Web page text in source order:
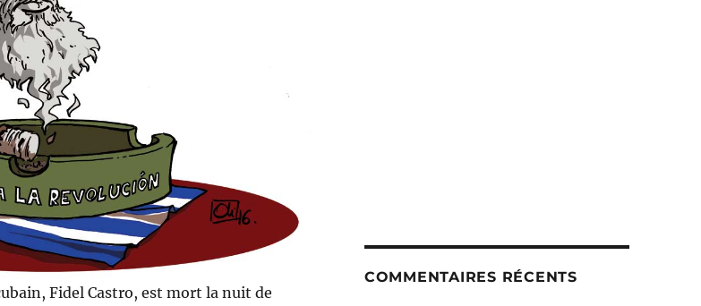
Fidel Castro, est mort la nuit de
COMMENTAIRES RÉCENTS